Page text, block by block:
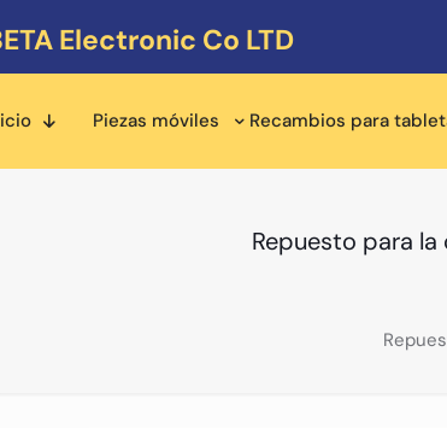
Electronic Co LTD
Piezas móviles Recambios para
Repuesto para